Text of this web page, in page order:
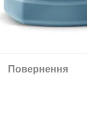
Повернення